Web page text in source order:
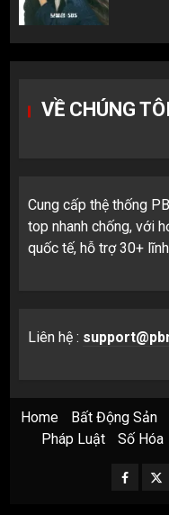
VỀ CHÚNG TÔI
Cung cấp thệ thống
top nhanh chống, với
quốc tế, hỗ trợ 30+
Liên hệ :
Home Bất Động Sản
Pháp Luật
Số Hóa